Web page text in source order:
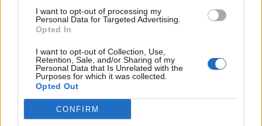
I want to opt-out of processing my
Personal Data for Targeted Advertising.
Opted In
I want to opt-out of Collection, Use,
Retention, Sale, and/or Sharing of my
Personal Data that Is Unrelated with the
Purposes for which it was collected.
Opted Out
CONFIRM
Ανασύρθηκε χωρίς τις αισθήσεις του
ηλικιωμένος από πηγάδι σε οικισμό της
8 Αυγούστου 2026, 21:54
Χ. Παπαδημήτριου (Πρόεδρος ΔΕΥΑΚ): Στην
παρούσα φάση δεν θα υπάρξουν αυξήσεις
στους λογαριασμούς των καταναλωτών